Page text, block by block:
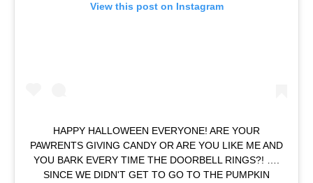
View this post on Instagram
HAPPY HALLOWEEN EVERYONE! ARE YOUR
PAWRENTS GIVING CANDY OR ARE YOU LIKE ME AND
YOU BARK EVERY TIME THE DOORBELL RINGS?! ….
SINCE WE DIDN'T GET TO GO TO THE PUMPKIN